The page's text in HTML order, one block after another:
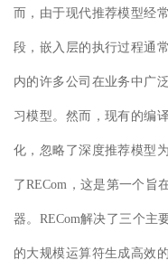
而，由于现代推荐模型经
段，嵌入层的执行过程通
内的许多公司在业务中广
习模型。然而，现有的编
化，忽略了深度推荐模型
了RECom，这是第一个旨
器。RECom解决了三个主
的大规模运算符生成高效